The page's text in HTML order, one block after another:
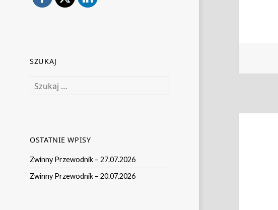
SZUKAJ
OSTATNIE WPISY
Zwinny Przewodnik – 27.07.2026
Zwinny Przewodnik – 20.07.2026